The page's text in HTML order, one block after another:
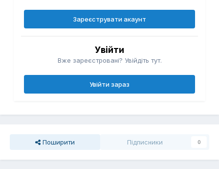
Зареєструвати акаунт
Увійти
Вже зареєстровані? Увійдіть тут.
Увійти зараз
Поширити Підписники 0